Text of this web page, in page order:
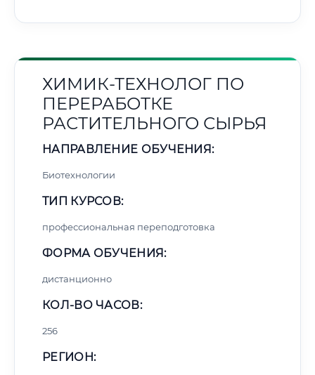
ХИМИК-ТЕХНОЛОГ ПО
ПЕРЕРАБОТКЕ
РАСТИТЕЛЬНОГО СЫРЬЯ
НАПРАВЛЕНИЕ ОБУЧЕНИЯ:
Биотехнологии
ТИП КУРСОВ:
профессиональная переподготовка
ФОРМА ОБУЧЕНИЯ:
дистанционно
КОЛ-ВО ЧАСОВ:
256
РЕГИОН: